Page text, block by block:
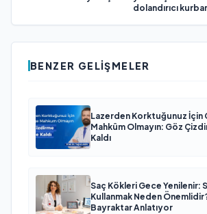
dolandırıcı
BENZER GELIŞMELER
Lazerden Korktuğunuz İçin
Mahkûm Olmayın: Göz
Kaldı
Saç Kökleri Gece Yenilenir:
Kullanmak Neden
Bayraktar Anlatıyor